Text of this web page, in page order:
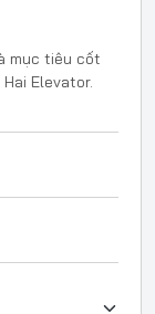
mục tiêu cốt
Elevator.